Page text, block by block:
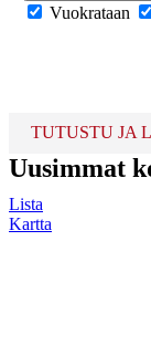
Vuokrataan
TUTUSTU JA
Uusimmat
Lista
Kartta